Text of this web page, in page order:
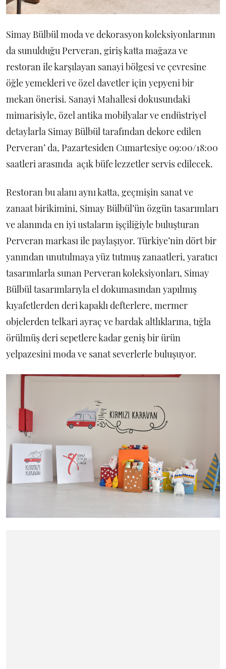
Simay Bülbül moda ve dekorasyon koleksiyonlarının
da sunulduğu Perveran, giriş katta mağaza ve
restoran ile karşılayan sanayi bölgesi ve çevresine
öğle yemekleri ve özel davetler için yepyeni bir
mekan önerisi. Sanayi Mahallesi dokusundaki
mimarisiyle, özel antika mobilyalar ve endüstriyel
detaylarla Simay Bülbül tarafından dekore edilen
Perveran’ da, Pazartesiden Cumartesiye 09:00/18:00
saatleri arasında açık büfe lezzetler servis edilecek.
Restoran bu alanı aynı katta, geçmişin sanat ve
zanaat birikimini, Simay Bülbül’ün özgün tasarımları
ve alanında en iyi ustaların işçiliğiyle buluşturan
Perveran markası ile paylaşıyor. Türkiye’nin dört bir
yanından unutulmaya yüz tutmuş zanaatleri, yaratıcı
tasarımlarla sunan Perveran koleksiyonları, Simay
Bülbül tasarımlarıyla el dokumasından yapılmış
kıyafetlerden deri kapaklı defterlere, mermer
objelerden telkari ayraç ve bardak altlıklarına, tığla
örülmüş deri sepetlere kadar geniş bir ürün
yelpazesini moda ve sanat severlerle buluşuyor.